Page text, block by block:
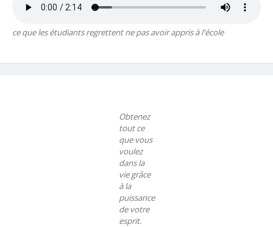
ce que les étudiants regrettent ne pas avoir appris à l'école
Obtenez
tout ce
que vous
voulez
dans la
vie grâce
à la
puissance
de votre
esprit.